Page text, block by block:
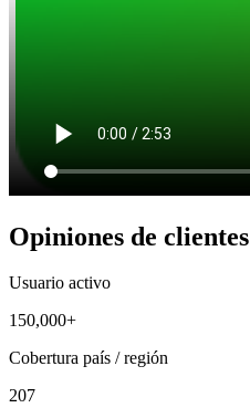
Opiniones de clientes
Usuario activo
150,000+
Cobertura país / región
207